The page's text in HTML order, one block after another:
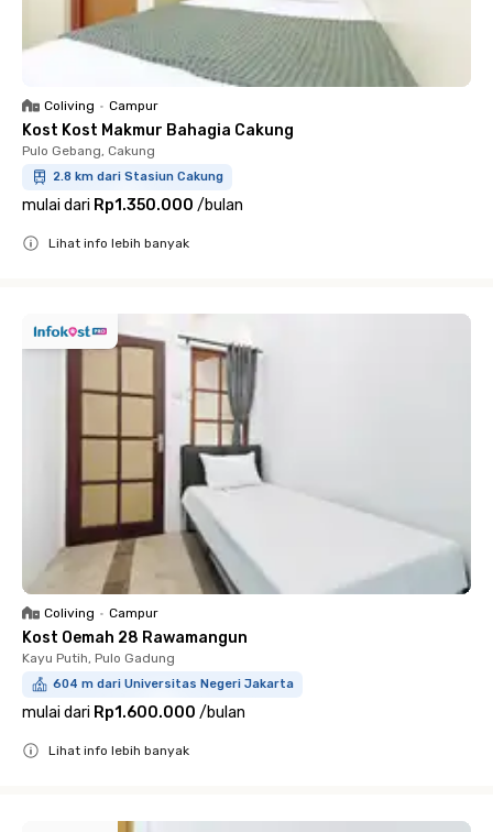
Coliving • Campur
Kost Kost Makmur Bahagia Cakung
Pulo Gebang, Cakung
2.8 km dari Stasiun Cakung
mulai dari Rp1.350.000 /bulan
Lihat info lebih banyak
Coliving • Campur
Kost Oemah 28 Rawamangun
Kayu Putih, Pulo Gadung
604 m dari Universitas Negeri Jakarta
mulai dari Rp1.600.000 /bulan
Lihat info lebih banyak